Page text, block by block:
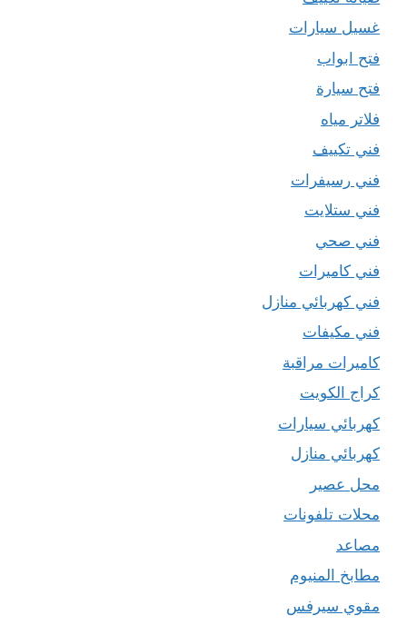
غسيل سيارات
فتح ابواب
فتح سيارة
فلاتر مياه
فني تكييف
فني رسيفرات
فني ستلايت
فني صحي
فني كاميرات
فني كهربائي منازل
فني مكيفات
كاميرات مراقبة
كراج الكويت
كهربائي سيارات
كهربائي منازل
محل عصير
محلات تلفونات
مصاعد
مطابخ المنيوم
مقوي سيرفس